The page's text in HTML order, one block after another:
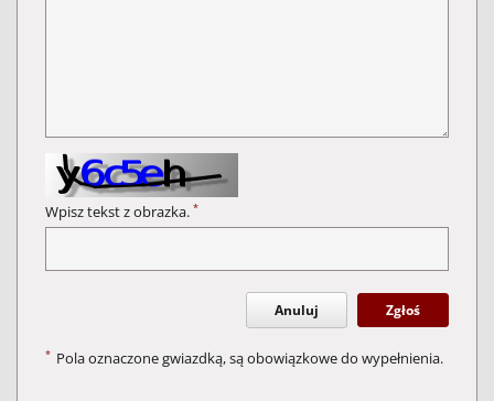
Wpisz tekst z obrazka. *
Anuluj Zgłoś
* Pola oznaczone gwiazdką, są obowiązkowe do wypełnienia.